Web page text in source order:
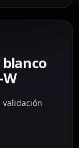
blanco
W
validación